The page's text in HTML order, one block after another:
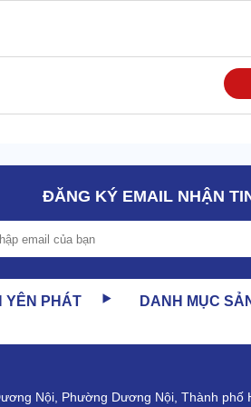
sản xuất thực phẩm:
uống theo tiêu chuẩn an toàn vệ
ĐĂNG KÝ EMAIL NHẬN
YÊN PHÁT DANH MỤC
Nội, Phường Dương Nội, Thành phố